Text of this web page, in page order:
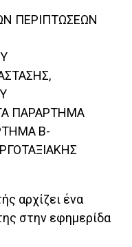
ΠΕΡΙΠΤΩΣΕΩΝ
ΠΑΡΑΡΤΗΜΑ
Β-
αρχίζει ένα
στην εφημερίδα